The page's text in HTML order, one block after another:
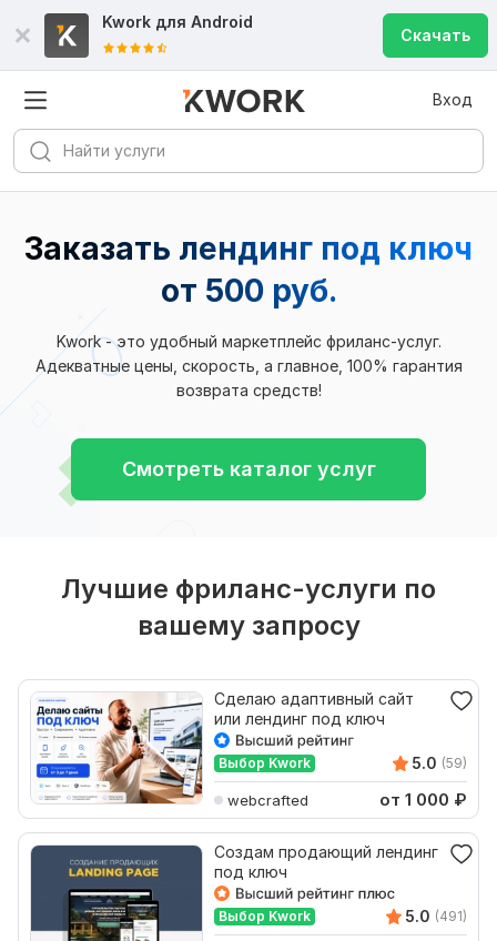
Kwork для Android
Скачать
Вход
Заказать лендинг под ключ
от 500 руб.
Kwork - это удобный маркетплейс фриланс-услуг.
Адекватные цены, скорость, а главное, 100% гарантия
возврата средств!
Смотреть каталог услуг
Лучшие фриланс-услуги по
вашему запросу
Сделаю адаптивный сайт
или лендинг под ключ
Выбор Kwork 5.0 (59)
webcrafted от 1 000 ₽
Создам продающий лендинг
под ключ
Выбор Kwork 5.0 (491)